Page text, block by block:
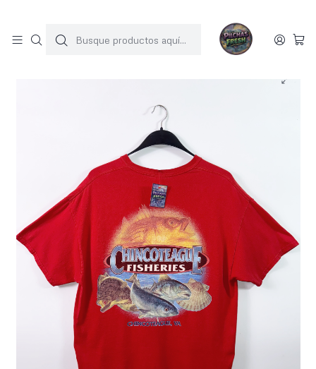
Inicio POLERAS Polera vintage (L)